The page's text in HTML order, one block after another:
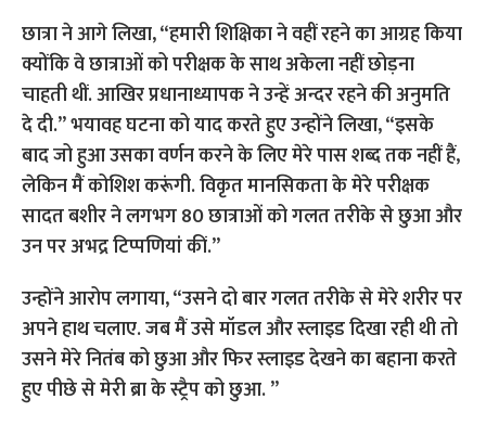
छात्रा ने आगे लिखा, “हमारी शिक्षिका ने वहीं रहने का आग्रह किया
क्योंकि वे छात्राओं को परीक्षक के साथ अकेला नहीं छोड़ना
चाहती थीं. आखिर प्रधानाध्यापक ने उन्हें अन्दर रहने की अनुमति
दे दी.”भयावह घटना को याद करते हुए उन्होंने लिखा, “इसके
बाद जो हुआ उसका वर्णन करने के लिए मेरे पास शब्द तक नहीं हैं,
लेकिन मैं कोशिश करूंगी. विकृत मानसिकता के मेरे परीक्षक
सादत बशीर ने लगभग 80 छात्राओं को गलत तरीके से छुआ और
उन पर अभद्र टिप्पणियां कीं.”
उन्होंने आरोप लगाया, “उसने दो बार गलत तरीके से मेरे शरीर पर
अपने हाथ चलाए. जब मैं उसे मॉडल और स्लाइड दिखा रही थी तो
उसने मेरे नितंब को छुआ और फिर स्लाइड देखने का बहाना करते
हुए पीछे से मेरी ब्रा के स्ट्रैप को छुआ. ”